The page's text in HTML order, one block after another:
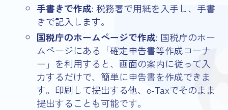
手書きで作成: 税務署で用紙を入手し、手書
きで記入します。
国税庁のホームページで作成: 国税庁のホー
ムページにある「確定申告書等作成コーナ
ー」を利用すると、画面の案内に従って入
力するだけで、簡単に申告書を作成できま
す。印刷して提出する他、e-Taxでそのまま
提出することも可能です。